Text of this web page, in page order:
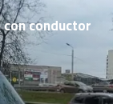
conductor